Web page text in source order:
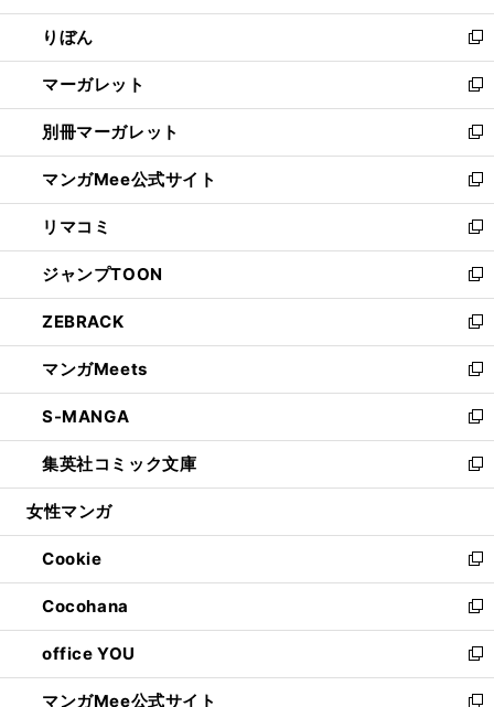
開
く
ウ
で
開
く
ン
ド
ウ
で
開
く
ウ
ィ
ン
ド
ウ
で
開
く
りぼん
新
し
い
ウ
ィ
ン
ド
ウ
で
開
く
マーガレット
新
し
い
ウ
ィ
ン
ド
ウ
で
開
く
別冊マーガレット
新
し
い
ウ
ィ
ン
ド
ウ
で
開
く
マンガMee公式サイト
新
し
い
ウ
ィ
ン
ド
ウ
で
開
く
リマコミ
新
し
い
ウ
ィ
ン
ド
ウ
で
開
く
ジャンプTOON
新
し
い
ウ
ィ
ン
ド
ウ
で
開
ZEBRACK
新
し
い
ウ
ィ
ン
ド
ウ
開
く
マンガMeets
新
し
い
ウ
ィ
ン
ウ
で
開
く
S-MANGA
新
し
い
ウ
ン
ド
ウ
で
開
く
集英社コミック文庫
新
し
ウ
ィ
ン
ド
ウ
で
開
く
女性マンガ
Cookie
新
し
い
ウ
ィ
ン
ド
Cocohana
新
し
い
ウ
office YOU
新
し
マンガMee公式サイト